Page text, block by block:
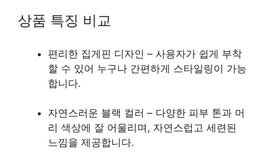
상품 특징 비교
편리한 집게핀 디자인 – 사용자가 쉽게 부착
할 수 있어 누구나 간편하게 스타일링이 가능
합니다.
자연스러운 블랙 컬러 – 다양한 피부 톤과 머
리 색상에 잘 어울리며, 자연스럽고 세련된
느낌을 제공합니다.